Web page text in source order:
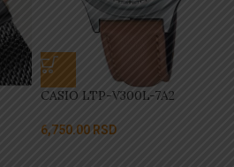
CASIO LTP-V300L-7A2
6,750.00 RSD